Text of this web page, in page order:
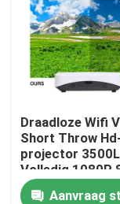
Over ons
Fabrieksreis
Contacteer ons
Draadloze Wifi
Short Throw
projector 3500L
Volledig 1080P
inch
Aanvraag